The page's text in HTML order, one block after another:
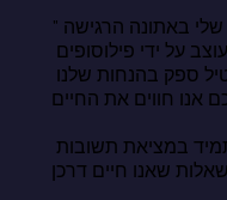
"קבלת הסמכת לימודי האושר שלי באתונה הרגישה
אנו חווים את החיים.
אולי שם מתחיל השינוי. לא תמיד במציאת תשובות
שאנו חיים דרכן.